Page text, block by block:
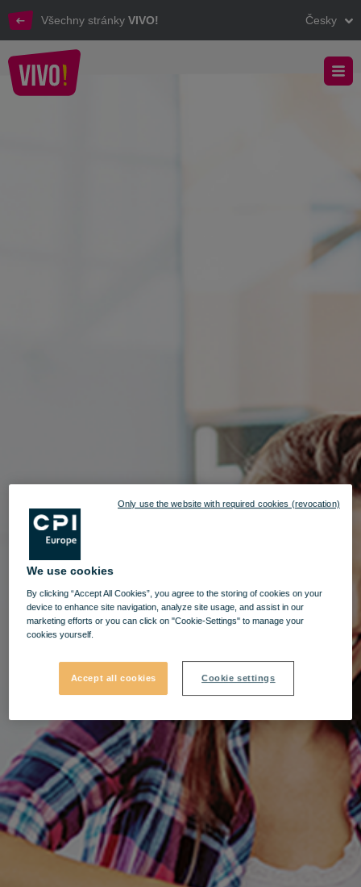
Všechny stránky VIVO! Česky
Objevte možnosti reklamy v obchodních centrech VIVO!
We use cookies
By clicking “Accept All Cookies”, you agree to the storing of cookies on your
device to enhance site navigation, analyze site usage, and assist in our
marketing efforts or you can click on "Cookie-Settings" to manage your
cookies yourself.
Accept all cookies Cookie settings
Only use the website with required cookies (revocation)